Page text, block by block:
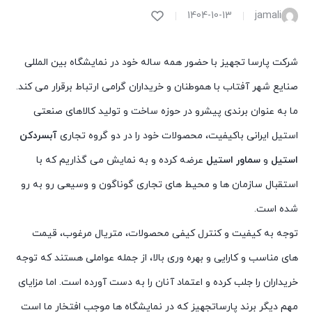
jamali
1404-10-13
شرکت پارسا تجهیز با حضور همه ساله خود در نمایشگاه بین المللی
صنایع شهر آفتاب با هموطنان و خریداران گرامی ارتباط برقرار می کند.
ما به عنوان برندی پیشرو در حوزه ساخت و تولید کالاهای صنعتی
استیل ایرانی باکیفیت، محصولات خود را در دو گروه تجاری آبسردکن
استیل و سماور استیل عرضه کرده و به نمایش می گذاریم که با
استقبال سازمان ها و محیط های تجاری گوناگون و وسیعی رو به رو
شده است.
توجه به کیفیت و کنترل کیفی محصولات، متریال مرغوب، قیمت
های مناسب و کارایی و بهره وری بالا، از جمله عواملی هستند که توجه
خریداران را جلب کرده و اعتماد آنان را به دست آورده است. اما مزایای
مهم دیگر برند پارساتجهیز که در نمایشگاه ها موجب افتخار ما است